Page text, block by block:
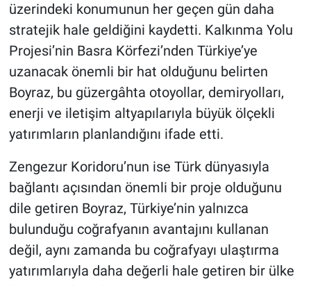
üzerindeki konumunun her geçen gün daha
stratejik hale geldiğini kaydetti. Kalkınma Yolu
Projesi’nin Basra Körfezi’nden Türkiye’ye
uzanacak önemli bir hat olduğunu belirten
Boyraz, bu güzergâhta otoyollar, demiryolları,
enerji ve iletişim altyapılarıyla büyük ölçekli
yatırımların planlandığını ifade etti.
Zengezur Koridoru’nun ise Türk dünyasıyla
bağlantı açısından önemli bir proje olduğunu
dile getiren Boyraz, Türkiye’nin yalnızca
bulunduğu coğrafyanın avantajını kullanan
değil, aynı zamanda bu coğrafyayı ulaştırma
yatırımlarıyla daha değerli hale getiren bir ülke